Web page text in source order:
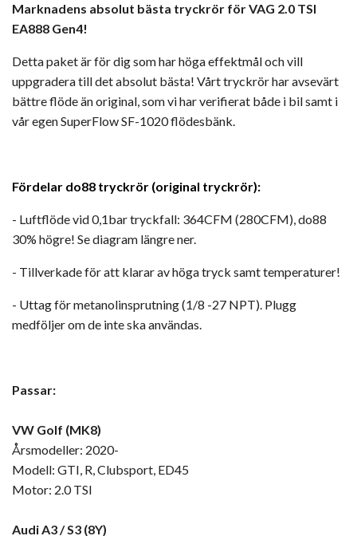
Marknadens absolut bästa tryckrör förVAG 2.0 TSI
EA888 Gen4!
Detta paket är för dig som har höga effektmål och vill
uppgradera till det absolut bästa! Vårt tryckrör har avsevärt
bättre flöde än original, som vi har verifierat både i bil samt i
vår egen SuperFlow SF-1020 flödesbänk.
Fördelar do88 tryckrör (original tryckrör):
- Luftflöde vid 0,1bar tryckfall: 364CFM (280CFM), do88
30% högre! Se diagram längre ner.
- Tillverkade för att klarar av höga tryck samt temperaturer!
- Uttag för metanolinsprutning (1/8 -27 NPT). Plugg
medföljer om de inte ska användas.
Passar:
VW Golf (MK8)
Årsmodeller: 2020-
Modell: GTI, R, Clubsport, ED45
Motor: 2.0 TSI
Audi A3 / S3 (8Y)